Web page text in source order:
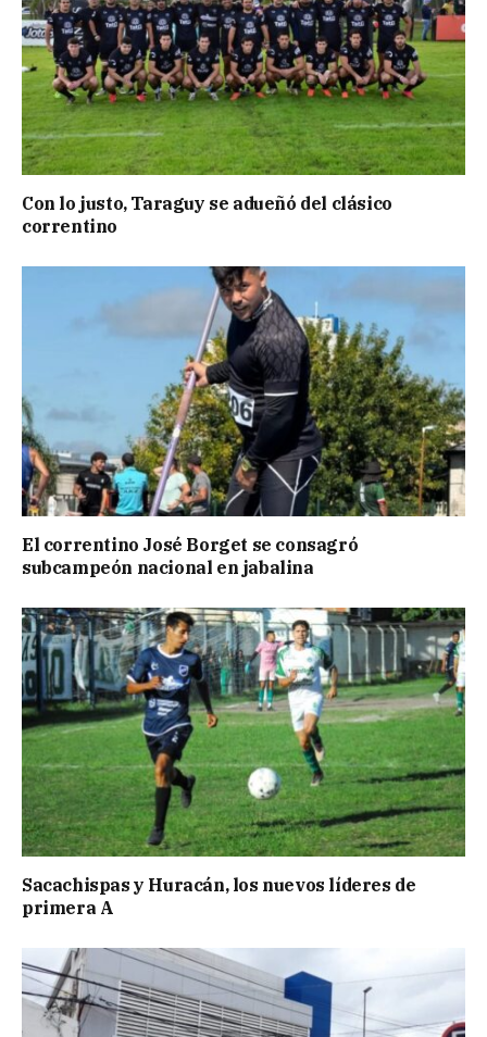
Con lo justo, Taraguy se adueñó del clásico
correntino
El correntino José Borget se consagró
subcampeón nacional en jabalina
Sacachispas y Huracán, los nuevos líderes de
primera A